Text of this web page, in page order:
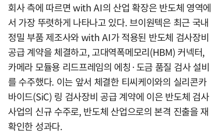
회사 측에 따르면 with AI의 산업 확장은 반도체 영역에
서 가장 뚜렷하게 나타나고 있다. 브이원텍은 최근 국내
정밀 부품 제조사와 with AI가 적용된 반도체 검사장비
공급 계약을 체결하고, 고대역폭메모리(HBM) 커넥터,
카메라 모듈용 리드프레임의 에칭·도금 품질 검사 설비
를 수주했다. 이는 앞서 체결한 티씨케이와의 실리콘카
바이드(SiC) 링 검사장비 공급 계약에 이은 반도체 검사
사업의 신규 수주로, 반도체 산업으로의 본격 진출을 재
확인한 성과다.